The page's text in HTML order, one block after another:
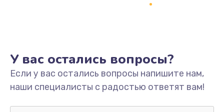
Не включается
1400 руб.
Заказать
У вас остались вопросы?
Если у вас остались вопросы напишите нам,
наши специалисты с радостью ответят вам!